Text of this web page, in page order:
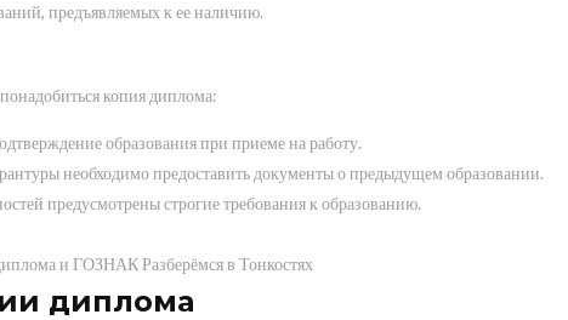
предъявляемых к ее наличию.
копия диплома:
образования при приеме на работу.
необходимо предоставить документы о предыдущем образовании.
предусмотрены строгие требования к образованию.
диплома